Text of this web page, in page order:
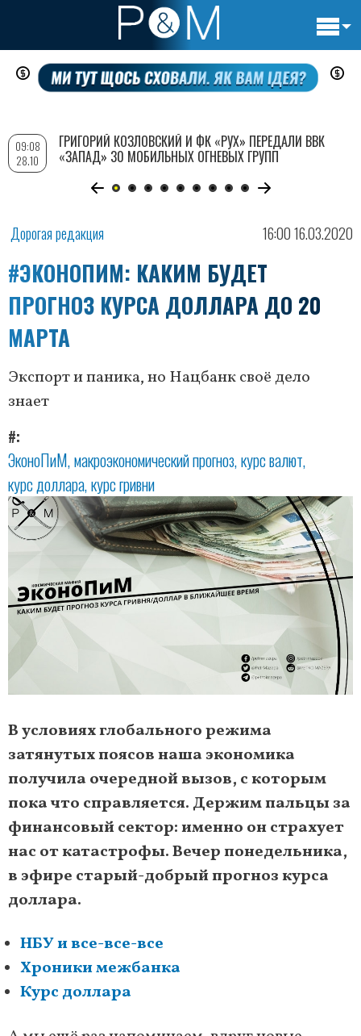
Перейти
содержанию
Дорогая редакция 16:00 16.03.2020
#ЭКОНОПИМ: КАКИМ БУДЕТ
ПРОГНОЗ КУРСА ДОЛЛАРА ДО 20
МАРТА
Экспорт и паника, но Нацбанк своё дело
знает
#
ЭконоПиМ макроэкономический прогноз курс валют
курс доллара курс гривни
В условиях глобального режима
затянутых поясов наша экономика
получила очередной вызов, с которым
пока что справляется. Держим пальцы за
финансовый сектор: именно он страхует
нас от катастрофы. Вечер понедельника,
в эфире старый-добрый прогноз курса
доллара.
НБУ и все-все-все
Хроники межбанка
Курс доллара
09:08
28.10
ГРИГОРИЙ КОЗЛОВСКИЙ И ФК «РУХ» ПЕРЕДАЛИ ВВК
«ЗАПАД» 30 МОБИЛЬНЫХ ОГНЕВЫХ ГРУПП